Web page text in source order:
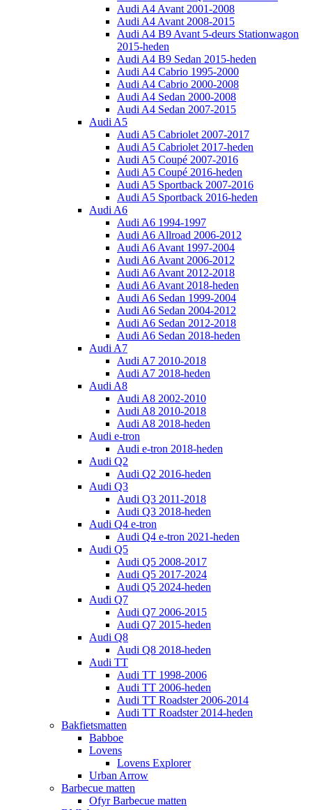
Audi A4 Avant 2001-2008
Audi A4 Avant 2008-2015
Audi A4 B9 Avant 5-deurs Stationwagon
2015-heden
Audi A4 B9 Sedan 2015-heden
Audi A4 Cabrio 1995-2000
Audi A4 Cabrio 2000-2008
Audi A4 Sedan 2000-2008
Audi A4 Sedan 2007-2015
Audi A5
Audi A5 Cabriolet 2007-2017
Audi A5 Cabriolet 2017-heden
Audi A5 Coupé 2007-2016
Audi A5 Coupé 2016-heden
Audi A5 Sportback 2007-2016
Audi A5 Sportback 2016-heden
Audi A6
Audi A6 1994-1997
Audi A6 Allroad 2006-2012
Audi A6 Avant 1997-2004
Audi A6 Avant 2006-2012
Audi A6 Avant 2012-2018
Audi A6 Avant 2018-heden
Audi A6 Sedan 1999-2004
Audi A6 Sedan 2004-2012
Audi A6 Sedan 2012-2018
Audi A6 Sedan 2018-heden
Audi A7
Audi A7 2010-2018
Audi A7 2018-heden
Audi A8
Audi A8 2002-2010
Audi A8 2010-2018
Audi A8 2018-heden
Audi e-tron
Audi e-tron 2018-heden
Audi Q2
Audi Q2 2016-heden
Audi Q3
Audi Q3 2011-2018
Audi Q3 2018-heden
Audi Q4 e-tron
Audi Q4 e-tron 2021-heden
Audi Q5
Audi Q5 2008-2017
Audi Q5 2017-2024
Audi Q5 2024-heden
Audi Q7
Audi Q7 2006-2015
Audi Q7 2015-heden
Audi Q8
Audi Q8 2018-heden
Audi TT
Audi TT 1998-2006
Audi TT 2006-heden
Audi TT Roadster 2006-2014
Audi TT Roadster 2014-heden
Bakfietsmatten
Babboe
Lovens
Lovens Explorer
Urban Arrow
Barbecue matten
Ofyr Barbecue matten